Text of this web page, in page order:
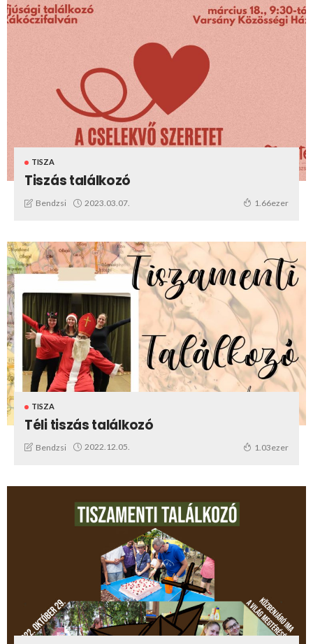
TISZA
Tiszás találkozó
Bendzsi 2023.03.07. 1.66ezer
TISZA
Téli tiszás találkozó
Bendzsi 2022.12.05. 1.03ezer